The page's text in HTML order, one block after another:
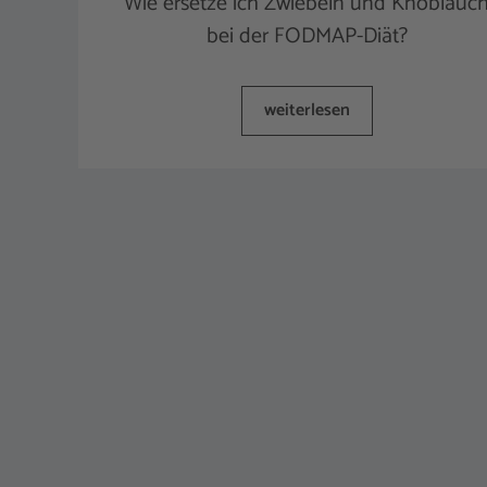
bei der FODMAP-Diät?
weiterlesen